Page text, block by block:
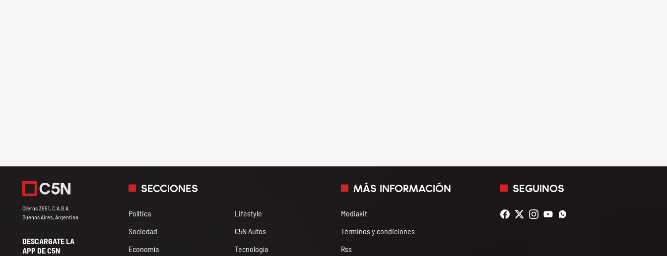
Olleros 3551, C.A.B.A.
Buenos Aires, Argentina
DESCARGATE LA
APP DE C5N
SECCIONES
Política
Sociedad
Economía
Lifestyle
C5N Autos
Tecnología
MÁS INFORMACIÓN
Mediakit
Términos y condiciones
Rss
SEGUINOS